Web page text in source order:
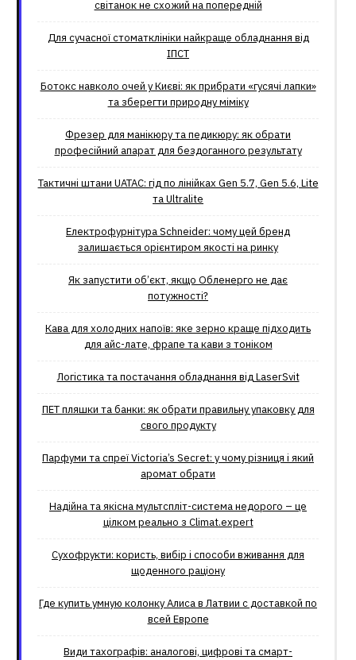
світанок не схожий на попередній
Для сучасної стоматклініки найкраще обладнання від
ІПСТ
Ботокс навколо очей у Києві: як прибрати «гусячі лапки»
та зберегти природну міміку
Фрезер для манікюру та педикюру: як обрати
професійний апарат для бездоганного результату
Тактичні штани UATAC: гід по лінійках Gen 5.7, Gen 5.6, Lite
та Ultralite
Електрофурнітура Schneider: чому цей бренд
залишається орієнтиром якості на ринку
Як запустити об’єкт, якщо Обленерго не дає
потужності?
Кава для холодних напоїв: яке зерно краще підходить
для айс-лате, фрапе та кави з тоніком
Логістика та постачання обладнання від LaserSvit
ПЕТ пляшки та банки: як обрати правильну упаковку для
свого продукту
Парфуми та спреї Victoria’s Secret: у чому різниця і який
аромат обрати
Надійна та якісна мультспліт-система недорого – це
цілком реально з Climat.еxpert
Сухофрукти: користь, вибір і способи вживання для
щоденного раціону
Где купить умную колонку Алиса в Латвии с доставкой по
всей Европе
Види тахографів: аналогові, цифрові та смарт-